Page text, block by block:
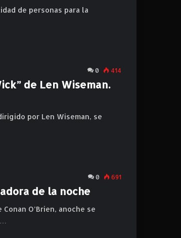
de personas para la
0 414
de Len Wiseman.
por Len Wiseman, se
0 691
de la noche
O’Brien, anoche se